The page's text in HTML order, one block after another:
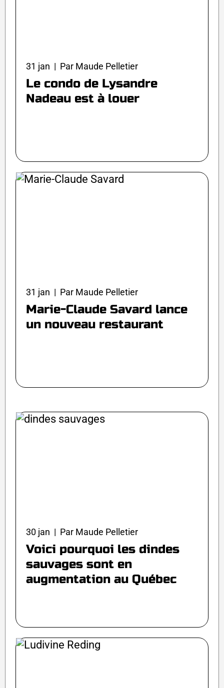
31 jan | Par Maude Pelletier
Le condo de Lysandre
Nadeau est à louer
31 jan | Par Maude Pelletier
Marie-Claude Savard lance
un nouveau restaurant
30 jan | Par Maude Pelletier
Voici pourquoi les dindes
sauvages sont en
augmentation au Québec